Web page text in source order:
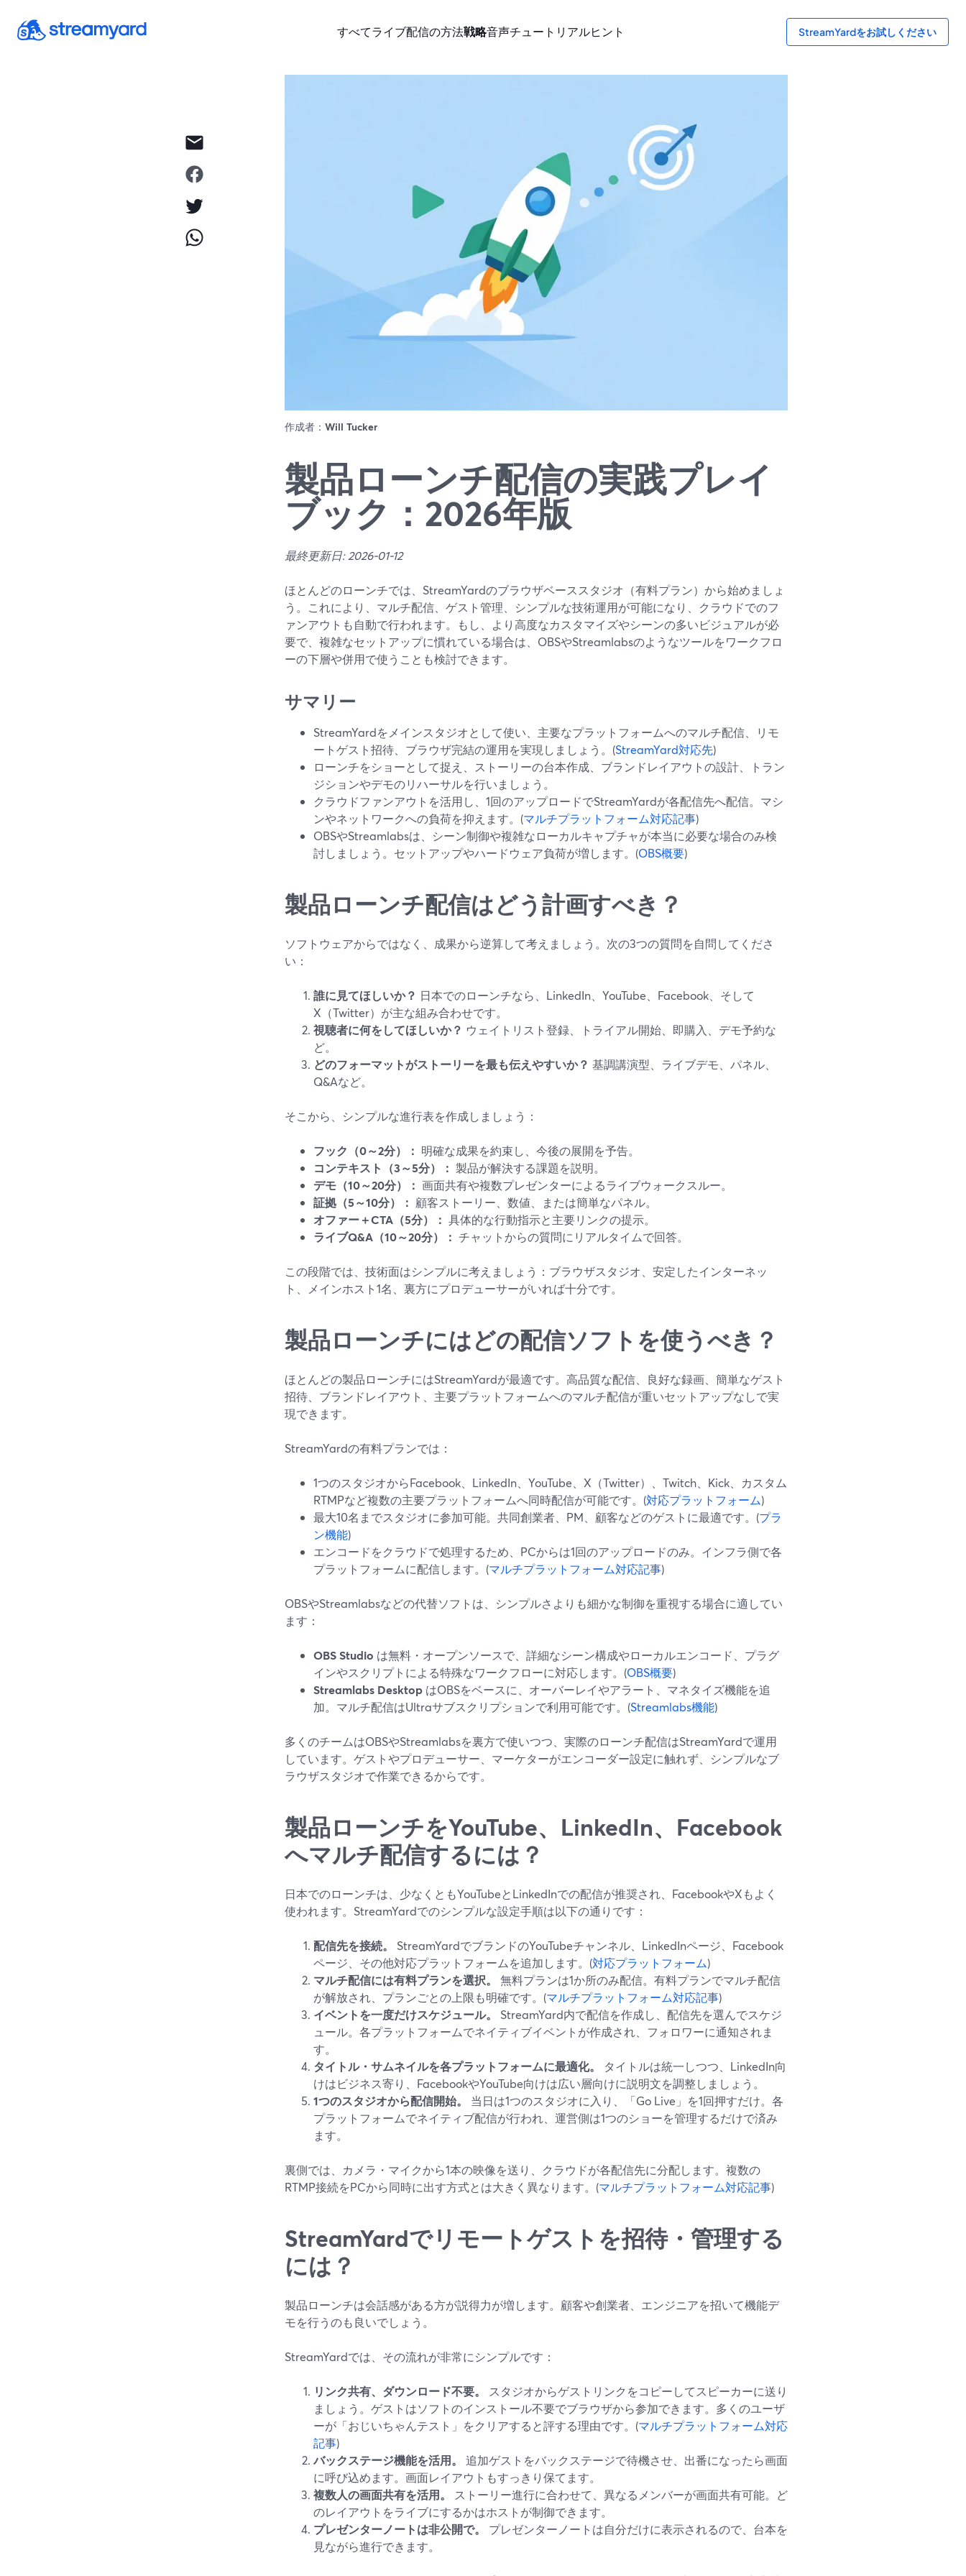
すべてライブ配信の方法戦略音声チュートリアルヒント StreamYardをお試しください
作成者： Will Tucker
製品ローンチ配信の実践プレイ
ブック：2026年版
最終更新日: 2026-01-12
ほとんどのローンチでは、StreamYardのブラウザベーススタジオ（有料プラン）から始めましょ
う。これにより、マルチ配信、ゲスト管理、シンプルな技術運用が可能になり、クラウドでのフ
ァンアウトも自動で行われます。もし、より高度なカスタマイズやシーンの多いビジュアルが必
要で、複雑なセットアップに慣れている場合は、OBSやStreamlabsのようなツールをワークフロ
ーの下層や併用で使うことも検討できます。
サマリー
StreamYardをメインスタジオとして使い、主要なプラットフォームへのマルチ配信、リモ
ートゲスト招待、ブラウザ完結の運用を実現しましょう。(StreamYard対応先)
ローンチをショーとして捉え、ストーリーの台本作成、ブランドレイアウトの設計、トラン
ジションやデモのリハーサルを行いましょう。
クラウドファンアウトを活用し、1回のアップロードでStreamYardが各配信先へ配信。マシ
ンやネットワークへの負荷を抑えます。(マルチプラットフォーム対応記事)
OBSやStreamlabsは、シーン制御や複雑なローカルキャプチャが本当に必要な場合のみ検
討しましょう。セットアップやハードウェア負荷が増します。(OBS概要)
製品ローンチ配信はどう計画すべき？
ソフトウェアからではなく、成果から逆算して考えましょう。次の3つの質問を自問してくださ
い：
誰に見てほしいか？ 日本でのローンチなら、LinkedIn、YouTube、Facebook、そして
X（Twitter）が主な組み合わせです。
視聴者に何をしてほしいか？ ウェイトリスト登録、トライアル開始、即購入、デモ予約な
ど。
どのフォーマットがストーリーを最も伝えやすいか？ 基調講演型、ライブデモ、パネル、
Q&Aなど。
そこから、シンプルな進行表を作成しましょう：
フック（0～2分）： 明確な成果を約束し、今後の展開を予告。
コンテキスト（3～5分）： 製品が解決する課題を説明。
デモ（10～20分）： 画面共有や複数プレゼンターによるライブウォークスルー。
証拠（5～10分）： 顧客ストーリー、数値、または簡単なパネル。
オファー＋CTA（5分）： 具体的な行動指示と主要リンクの提示。
ライブQ&A（10～20分）： チャットからの質問にリアルタイムで回答。
この段階では、技術面はシンプルに考えましょう：ブラウザスタジオ、安定したインターネッ
ト、メインホスト1名、裏方にプロデューサーがいれば十分です。
製品ローンチにはどの配信ソフトを使うべき？
ほとんどの製品ローンチにはStreamYardが最適です。高品質な配信、良好な録画、簡単なゲスト
招待、ブランドレイアウト、主要プラットフォームへのマルチ配信が重いセットアップなしで実
現できます。
StreamYardの有料プランでは：
1つのスタジオからFacebook、LinkedIn、YouTube、X（Twitter）、Twitch、Kick、カスタム
RTMPなど複数の主要プラットフォームへ同時配信が可能です。(対応プラットフォーム)
最大10名までスタジオに参加可能。共同創業者、PM、顧客などのゲストに最適です。(プラ
ン機能)
エンコードをクラウドで処理するため、PCからは1回のアップロードのみ。インフラ側で各
プラットフォームに配信します。(マルチプラットフォーム対応記事)
OBSやStreamlabsなどの代替ソフトは、シンプルさよりも細かな制御を重視する場合に適してい
ます：
OBS Studio は無料・オープンソースで、詳細なシーン構成やローカルエンコード、プラグ
インやスクリプトによる特殊なワークフローに対応します。(OBS概要)
Streamlabs Desktop はOBSをベースに、オーバーレイやアラート、マネタイズ機能を追
加。マルチ配信はUltraサブスクリプションで利用可能です。(Streamlabs機能)
多くのチームはOBSやStreamlabsを裏方で使いつつ、実際のローンチ配信はStreamYardで運用
しています。ゲストやプロデューサー、マーケターがエンコーダー設定に触れず、シンプルなブ
ラウザスタジオで作業できるからです。
製品ローンチをYouTube、LinkedIn、Facebook
へマルチ配信するには？
日本でのローンチは、少なくともYouTubeとLinkedInでの配信が推奨され、FacebookやXもよく
使われます。StreamYardでのシンプルな設定手順は以下の通りです：
配信先を接続。
StreamYardでブランドのYouTubeチャンネル、LinkedInページ、Facebook
ページ、その他対応プラットフォームを追加します。(対応プラットフォーム)
マルチ配信には有料プランを選択。
無料プランは1か所のみ配信。有料プランでマルチ配信
が解放され、プランごとの上限も明確です。(マルチプラットフォーム対応記事)
イベントを一度だけスケジュール。
StreamYard内で配信を作成し、配信先を選んでスケジ
ュール。各プラットフォームでネイティブイベントが作成され、フォロワーに通知されま
す。
タイトル・サムネイルを各プラットフォームに最適化。
タイトルは統一しつつ、LinkedIn向
けはビジネス寄り、FacebookやYouTube向けは広い層向けに説明文を調整しましょう。
1つのスタジオから配信開始。
当日は1つのスタジオに入り、「Go Live」を1回押すだけ。各
プラットフォームでネイティブ配信が行われ、運営側は1つのショーを管理するだけで済み
ます。
裏側では、カメラ・マイクから1本の映像を送り、クラウドが各配信先に分配します。複数の
RTMP接続をPCから同時に出す方式とは大きく異なります。(マルチプラットフォーム対応記事)
StreamYardでリモートゲストを招待・管理する
には？
製品ローンチは会話感がある方が説得力が増します。顧客や創業者、エンジニアを招いて機能デ
モを行うのも良いでしょう。
StreamYardでは、その流れが非常にシンプルです：
リンク共有、ダウンロード不要。
スタジオからゲストリンクをコピーしてスピーカーに送り
ましょう。ゲストはソフトのインストール不要でブラウザから参加できます。多くのユーザ
ーが「おじいちゃんテスト」をクリアすると評する理由です。(マルチプラットフォーム対応
記事)
バックステージ機能を活用。
追加ゲストをバックステージで待機させ、出番になったら画面
に呼び込めます。画面レイアウトもすっきり保てます。
複数人の画面共有を活用。
ストーリー進行に合わせて、異なるメンバーが画面共有可能。ど
のレイアウトをライブにするかはホストが制御できます。
プレゼンターノートは非公開で。
プレゼンターノートは自分だけに表示されるので、台本を
見ながら進行できます。